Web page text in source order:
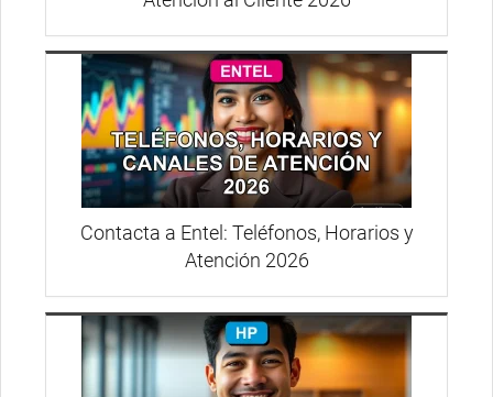
Contacta a Entel: Teléfonos, Horarios y
Atención 2026